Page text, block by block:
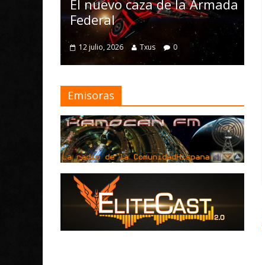
de la Armada
mejoras
4 julio, 2026 Txus
Emisoras